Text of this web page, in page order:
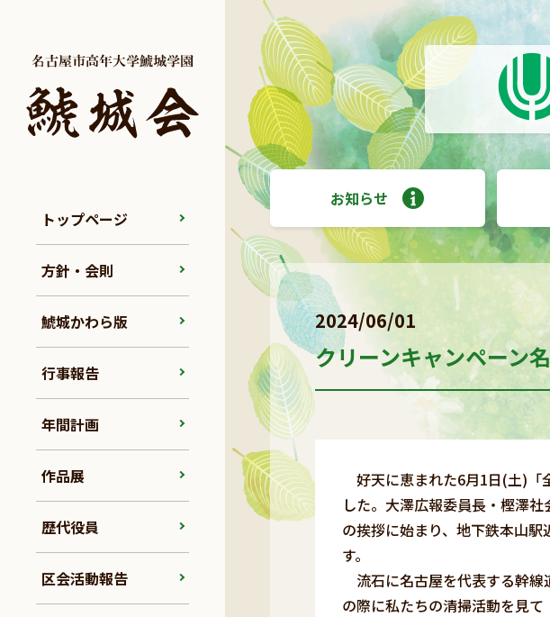
トップページ
方針・会則
鯱城かわら版
行事報告
年間計画
作品展
歴代役員
区会活動報告
お知らせ
2024/06/01
クリーンキャンペーン
好天に恵まれた6月1日(土)「
した。大澤広報委員長・樫澤
の挨拶に始まり、地下鉄本山
す。
流石に名古屋を代表する幹線
の際に私たちの清掃活動を見